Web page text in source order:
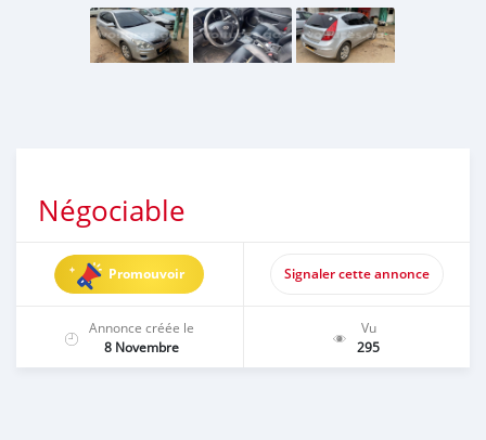
Négociable
Promouvoir Signaler cette annonce
Annonce créée le
8 Novembre
Vu
295